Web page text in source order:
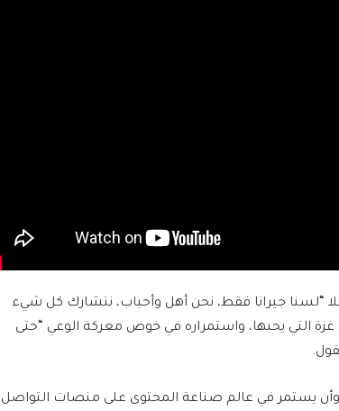
جيرانا فقط، نحن أهل وأحباب، نتشارك كل شيء
التي يحبها، واستمراره في خوض معركة الوعي “حتى
يستمر في عالم صناعة المحتوى على منصات التواصل